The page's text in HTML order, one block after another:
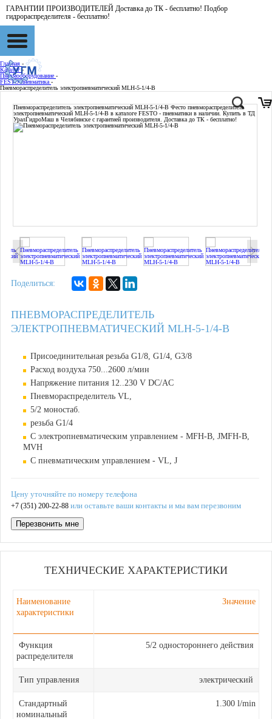
ГАРАНТИИ ПРОИЗВОДИТЕЛЕЙ Доставка до ТК - бесплатно! Подбор
гидрораспределителя - бесплатно!
Главная -
Каталог -
Пневмооборудование -
FESTO пневматика -
Пневмораспределитель электропневматический MLH-5-1/4-B
Пневмораспределитель электропневматический MLH-5-1/4-B Фесто пневмораспределитель
электропневматический MLH-5-1/4-B в каталоге FESTO - пневматики в наличии. Купить в ТД
УралГидроМаш в Челябинске с гарантией производителя. Доставка до ТК - бесплатно!
Поделиться:
ПНЕВМОРАСПРЕДЕЛИТЕЛЬ
ЭЛЕКТРОПНЕВМАТИЧЕСКИЙ MLH-5-1/4-B
Присоединительная резьба G1/8, G1/4, G3/8
Расход воздуха 750...2600 л/мин
Напряжение питания 12..230 V DC/AC
Пневмораспределитель VL,
5/2 моностаб.
резьба G1/4
С электропневматическим управлением - MFH-B, JMFH-B,
MVH
С пневматическим управлением - VL, J
Цену уточняйте по номеру телефона
+7 (351) 200-22-88 или оставьте ваши контакты и мы вам перезвоним
Перезвонить мне
ТЕХНИЧЕСКИЕ ХАРАКТЕРИСТИКИ
Наименование
характеристики
Значение
Функция
распределителя
5/2 одностороннего действия
Тип управления электрический
Стандартный
номинальный
1.300 l/min